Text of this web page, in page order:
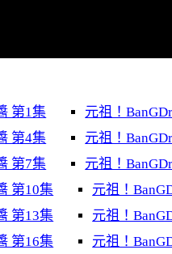
第1集 元祖！
第4集
元祖！
第7集
元祖！
第10集
元祖！
第13集
元祖！
第16集
元祖！